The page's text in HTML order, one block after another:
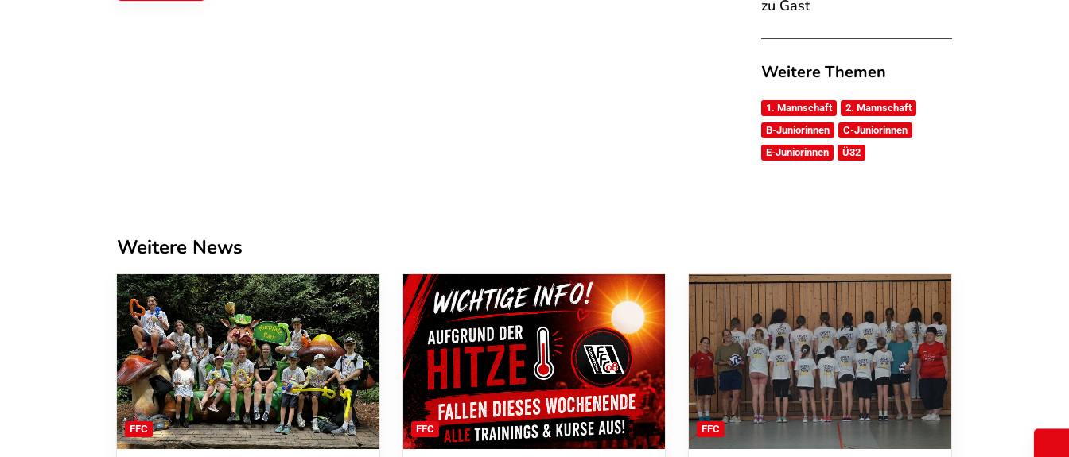
zu Gast
Weitere Themen
1. Mannschaft
2. Mannschaft
B-Juniorinnen
C-Juniorinnen
E-Juniorinnen
Ü32
Weitere News
FFC FFC FFC